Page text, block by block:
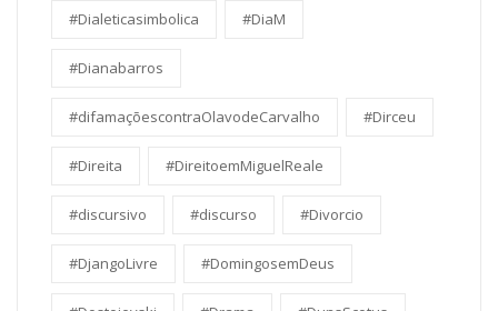
#Dialeticasimbolica #DiaM
#Dianabarros
#difamaçõescontraOlavodeCarvalho #Dirceu
#Direita #DireitoemMiguelReale
#discursivo #discurso #Divorcio
#DjangoLivre #DomingosemDeus